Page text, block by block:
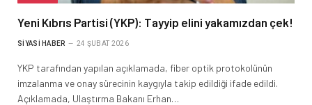
Yeni Kıbrıs Partisi (YKP): Tayyip elini yakamızdan çek!
SIYASI HABER 24 ŞUBAT 2026
YKP tarafından yapılan açıklamada, fiber optik protokolünün
imzalanma ve onay sürecinin kaygıyla takip edildiği ifade edildi.
Açıklamada, Ulaştırma Bakanı Erhan…